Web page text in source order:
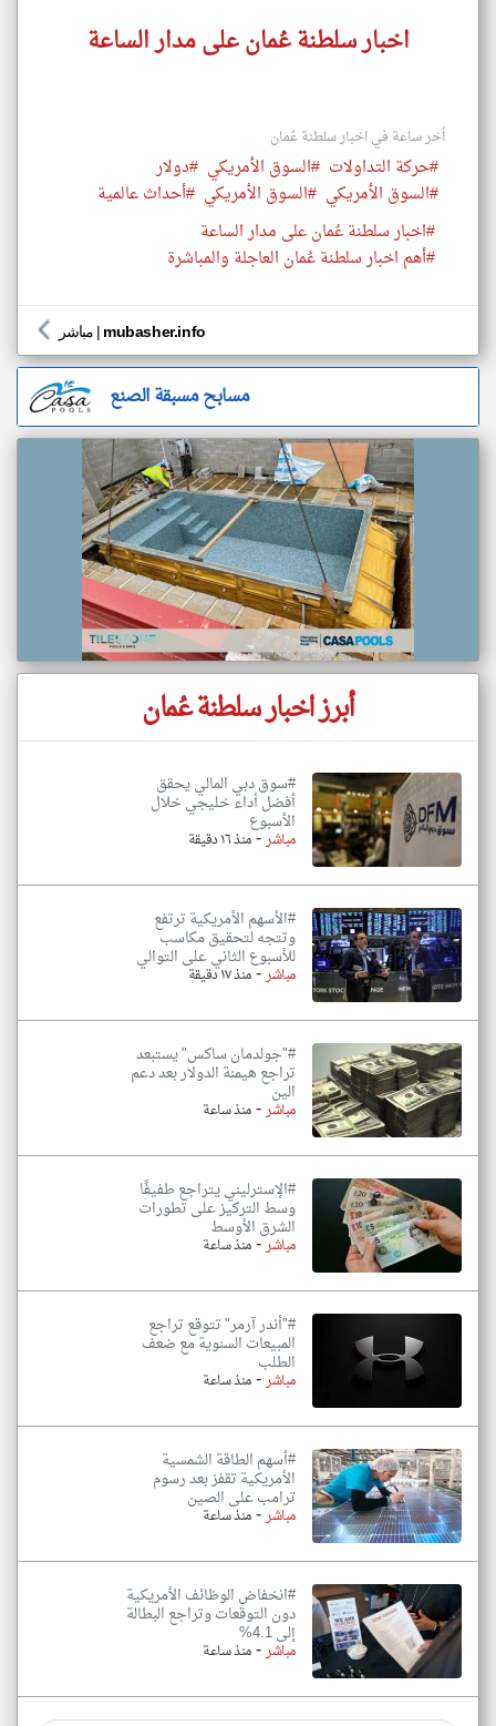
اخبار سلطنة عُمان على مدار الساعة
أخر ساعة في اخبار سلطنة عُمان
#حركة التداولات #السوق الأمريكي #دولار
#السوق الأمريكي #السوق الأمريكي #أحداث عالمية
#اخبار سلطنة عُمان على مدار الساعة
#أهم اخبار سلطنة عُمان العاجلة والمباشرة
مباشر | mubasher.info
مسابح مسبقة الصنع
أبرز اخبار سلطنة عُمان
#سوق دبي المالي يحقق
أفضل أداء خليجي خلال
الأسبوع
مباشر-منذ ١٦ دقيقة
#الأسهم الأمريكية ترتفع
وتتجه لتحقيق مكاسب
للأسبوع الثاني على التوالي
مباشر-منذ ١٧ دقيقة
#"جولدمان ساكس" يستبعد
تراجع هيمنة الدولار بعد دعم
الين
مباشر-منذ ساعة
#الإسترليني يتراجع طفيفًا
وسط التركيز على تطورات
الشرق الأوسط
مباشر-منذ ساعة
#"أندر آرمر" تتوقع تراجع
المبيعات السنوية مع ضعف
الطلب
مباشر-منذ ساعة
#أسهم الطاقة الشمسية
الأمريكية تقفز بعد رسوم
ترامب على الصين
مباشر-منذ ساعة
#انخفاض الوظائف الأمريكية
دون التوقعات وتراجع البطالة
إلى 4.1%
مباشر-منذ ساعة